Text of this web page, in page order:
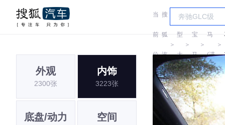
当
前
位
置:
搜
狐
汽
车
＞
车
型
大
全
＞
宝
马
＞
宝
马
(进
口)
＞
外观
2300张
内饰
3223张
底盘/动力 空间